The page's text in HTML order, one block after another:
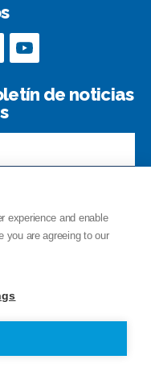
de noticias
Oy 2026
experience and enable
you are agreeing to our